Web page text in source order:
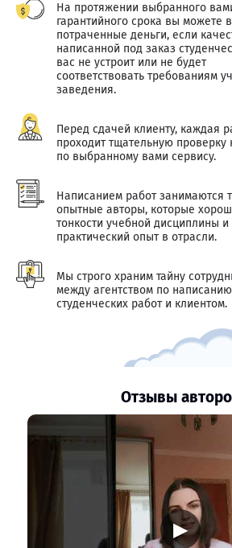
На протяжении выбранного
гарантийного срока вы можете
потраченные деньги, если
написанной под заказ
вас не устроит или не будет
соответствовать требованиям
заведения.
Перед сдачей клиенту, каждая
проходит тщательную проверку
по выбранному вами сервису.
Написанием работ занимаются
опытные авторы, которые
тонкости учебной дисциплины
практический опыт в отрасли.
Мы строго храним тайну
между агентством по написанию
студенческих работ и клиентом.
Отзывы
▶